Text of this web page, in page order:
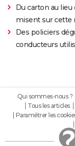
Du carton au lieu
misent sur cette
Des policiers
conducteurs
Qui sommes-nous ?
Tous les articles
Paramétrer les